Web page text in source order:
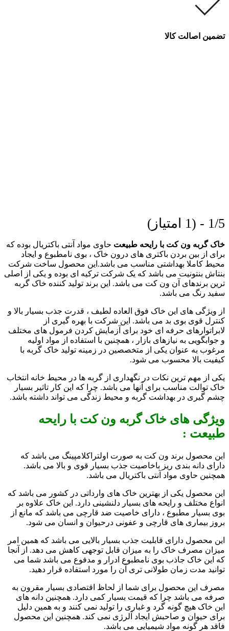
تضمین اصالت کالا
1/5 - (1 امتیاز)
خاک گربه ون کت با رایحه طبیعت حاوی مواد آنتی باکتریال بوده که
برای از بین بردن باکتری های درون خاک ، بوی نامطبوع و ایجاد
محیط کاملا بهداشتی مناسب می باشد. این محصول ساخت شرکت
بنتاش بنتونیت می باشد که یک شرکت ترکیه ای بوده و یکی از اصلی
ترین برندهای آن ون کت می باشد. این برند تولید کننده خاک گربه
سفید رنگ می باشد.
از ویژگی های این خاک فوق العاده لطیف ، قدرت جذب بسیار بالا و
کنترل قوی بوی بد می باشد. این شرکت با بهره گیری از
لابراتوارهای حرفه ای خود برای آزمایش کردن فرمول های مختلف
و جوابگویی به نیازهای بازار ، همچنین با استفاده از مواد اولیه
مرغوب به عنوان یکی از متخصصین در زمینه تولید خاک گربه با
کیفیت بالا محسوب می شود.
یکی از مهم ترین نکات در نگهداری از گربه ها در محیط خانه انتخاب
خاک توالت مناسب برای آنها می باشد. چرا که این کار تاثیر بسیار
چشم گیری در بهداشت گربه و محیط زندگی می تواند داشته باشد.
ویژگی های خاک گربه ون کت با رایحه
طبیعت :
این محصول برند ون کت به صورت اولتراکلامپینگ می باشد که
دارای دانه بندی ریز باخاصیت جذب بسیار قوی و بالا می باشد.
همچنین حاوی مواد آنتی باکتریال می باشد.
این محصول یکی از بهترین خاک های وارداتی در کشور می باشد که
انواع مختلف و رایحه های بسیار دلنشینی دارد. این خاک علاوه بر
بوی بسیار مطبوع ، دارای خاصیت ضد قارچی می باشد که مانع از
بروز بیماری های قارچی و عفونی درحیوان و انسان می شود.
این محصول دارای قابلیت جذب بسیار بالایی می باشد که همین امر
میزان مصرف خاک را به میزان قابل توجهی کاهش می دهد. از آنجا
که این خاک جاذب بوی نامطبوع ادرار و مدفوع می باشد شما می
توانید مدت زمان طولانی تری آن را مورد استفاده قرار دهید.
مصرف این محصول برای شما از لحاظ اقتصادی بسیار مقرون به
صرفه می باشد چرا که قیمت بسیار کمی دارد. همچنین دانه های
این خاک هیچ گونه گرد و غباری را تولید نمی کنند و به همین دلیل
برای حیوان و صاحبش ایجاد آلرژی نمی کند. همچنین این محصول
فاقد هر گونه مواد شیمیایی می باشد.